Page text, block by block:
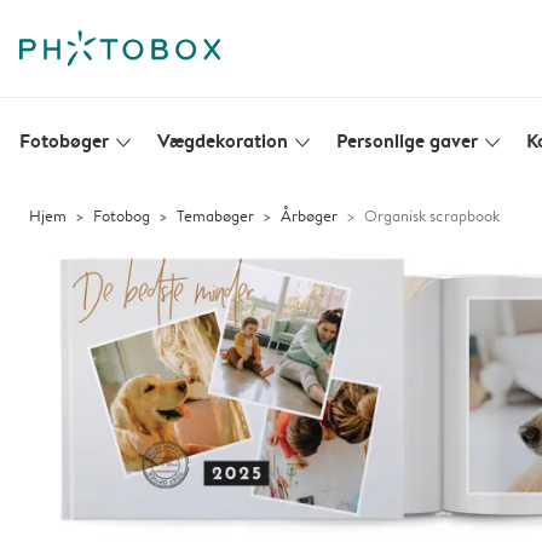
Fotobøger slim_arrow_down Vægdekoration slim_arrow_down Personlige gaver slim_arrow_down
Hjem Fotobog Temabøger Årbøger Organisk scrapbook